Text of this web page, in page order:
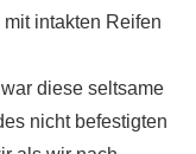
intakten Reifen
diese seltsame
nicht befestigten